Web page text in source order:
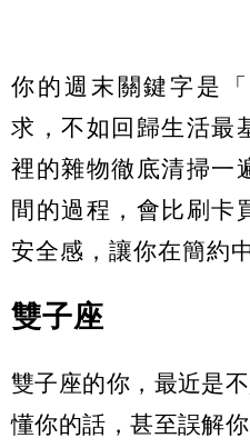
你的週末關鍵字是
求，不如回歸生活最
裡的雜物徹底清掃一
間的過程，會比刷卡
安全感，讓你在簡約
雙子座
雙子座的你，最近是
懂你的話，甚至誤解